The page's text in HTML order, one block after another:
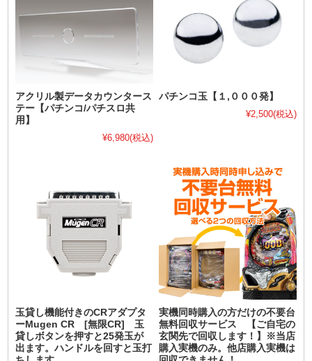
アクリル製データカウンタース
テー【パチンコ/パチスロ共
用】
¥6,980(税込)
パチンコ玉【１,０００発】
¥2,500(税込)
玉貸し機能付きのCRアダプタ
ーMugen CR [無限CR] 玉
貸しボタンを押すと25発玉が
出ます。ハンドルを回すと玉打
実機同時購入の方だけの不要台
無料回収サービス 【ご自宅の
玄関先で回収します！】※当店
購入実機のみ。他店購入実機は